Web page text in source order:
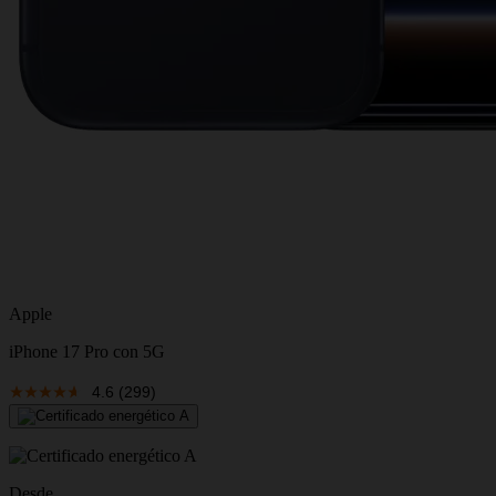
Apple
iPhone 17 Pro con 5G
4.6 (299)